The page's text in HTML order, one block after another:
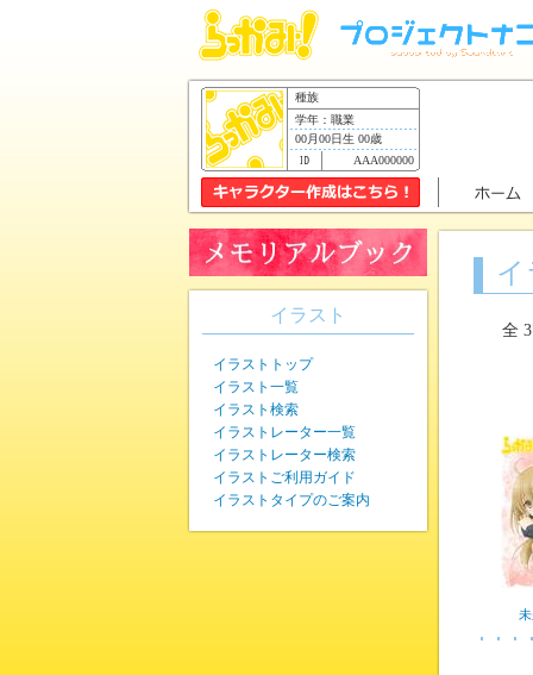
種族
学年：職業
00月00日生 00歳
AAA000000
全
イラスト
イラストトップ
イラスト一覧
イラスト検索
イラストレーター一覧
イラストレーター検索
イラストご利用ガイド
イラストタイプのご案内